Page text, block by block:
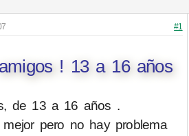
#1
! 13 a 16 años
de 13 a 16 años .
pero no hay problema